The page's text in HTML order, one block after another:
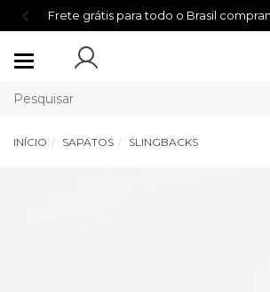
Frete grátis para todo o Brasil
Mudar
INÍCIO SAPATOS SLINGBACKS